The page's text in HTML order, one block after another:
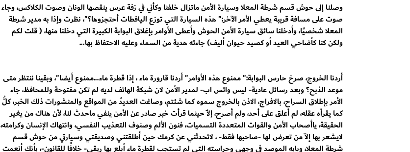
وصلنا إلى حوش قسم شرطة المعلا وسيارة الأمن ماتزال خلفنا وكأني في زفة عرس ينقصها الونان وصوت الكلاكس، وجاء
صوت على مسافة قريبة يعطي الأمر الآخر:" هذه السيارة التي توزع اليافطات أحتجزوها؟"، نظرت وإذا به مدير شرطة
المعلا شخصيًا، وأدخلنا سائق سيارة الأمن الحوش وأعطى الأوامر بإغلاق البوابة الكبيرة التي دخلنا منها، ( قلت لكم
ولكن كنا كأضاحي العيد أو كصيد حيوان أليف) جاءته هدية من السماء وعليه الاحتفاظ بها...
أردنا الخروج، صرخ حارس البوابة:" ممنوع هذه الأوامر" أردنا قارورة ماء ، إذا قطرة ماء...ممنوع أيضا"، وبقينا ننتظر متى
موعد الذبح؟ وبعد رسائل عادية- ليس واتس اب- لمدير الأمن لان شبكة الهاتف لديه لم تكن مفتوحة وللمحافظ، جاء
الأمر بإطلاق السراح، بالافراج، الاذن بالخروج سموه كما شئتم، وصاغت العديدُ من المواقع والمنشورات ذلك الخبر، كلُّ
كما يقرأه عقله، لم أعلق على أحد، ولم أصرح، إلاّ حينما قرأت خبر صادر عن الأمن ينفي ماحدث لنا، لأن هناك من يغير
الحقيقة، ياأصحاب الأمن والقوات المتعددة التسميات، فنون الألم وصنوف التعذيب النفسي، وانتهاك الإنسان وكرامته،
لايشعر بها إلاّ من تعرض لها -صاحبها فقط- ، لاتحدثني عن كرمك حين أطلقتني وصديقتي وسيارتي من حوش قسم
شرطة المعلا، وبابه الموصد في وجهي وحراسته التي لم تستجب لقطرة ماء أبلع بها ريقي- خلافًا للقانون-، بأنك أنعمت